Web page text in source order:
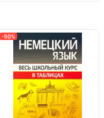
-50%